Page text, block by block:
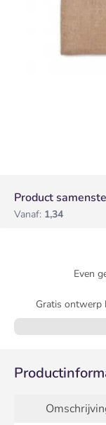
Product
Vanaf: 1,34
Even
Gratis ontwerp